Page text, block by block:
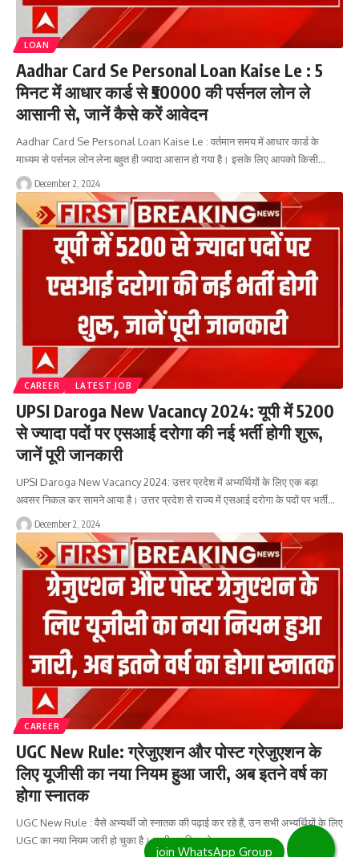
LOAN
Aadhar Card Se Personal Loan Kaise Le : 5
मिनट में आधार कार्ड से ₹50000 की पर्सनल लोन ले
आसानी से, जानें कैसे करें आवेदन
Aadhar Card Se Personal Loan Kaise Le : वर्तमान समय में आधार कार्ड के
माध्यम से पर्सनल लोन लेना बहुत ही ज्यादा आसान हो गया है। इसके लिए आपको किसी…
December 2, 2024
CAREER LATEST JOB
UPSI Daroga New Vacancy 2024: यूपी में 5200
से ज्यादा पदों पर एसआई दरोगा की नई भर्ती होगी शुरू,
जानें पूरी जानकारी
UPSI Daroga New Vacancy 2024: उत्तर प्रदेश में अभ्यर्थियों के लिए एक बड़ा
अवसर निकल कर सामने आया है। उत्तर प्रदेश से राज्य में एसआई दरोगा के पदों पर भर्ती…
December 2, 2024
CAREER
UGC New Rule: ग्रेजुएशन और पोस्ट ग्रेजुएशन के
लिए यूजीसी का नया नियम हुआ जारी, अब इतने वर्ष का
होगा स्नातक
UGC New Rule : वैसे अभ्यर्थी जो स्नातक की पढ़ाई कर रहे हैं, उन सभी अभ्यर्थियों के लिए
UGC का नया नियम जारी हो चुका है। जारी नए नियम के…